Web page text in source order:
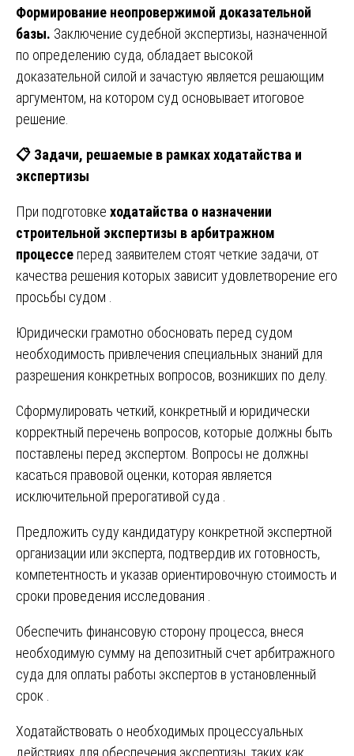
Формирование неопровержимой доказательной
базы. Заключение судебной экспертизы, назначенной
по определению суда, обладает высокой
доказательной силой и зачастую является решающим
аргументом, на котором суд основывает итоговое
решение.
📋 Задачи, решаемые в рамках ходатайства и
экспертизы
При подготовке ходатайства о назначении
строительной экспертизы в арбитражном
процессе перед заявителем стоят четкие задачи, от
качества решения которых зависит удовлетворение его
просьбы судом .
Юридически грамотно обосновать перед судом
необходимость привлечения специальных знаний для
разрешения конкретных вопросов, возникших по делу.
Сформулировать четкий, конкретный и юридически
корректный перечень вопросов, которые должны быть
поставлены перед экспертом. Вопросы не должны
касаться правовой оценки, которая является
исключительной прерогативой суда .
Предложить суду кандидатуру конкретной экспертной
организации или эксперта, подтвердив их готовность,
компетентность и указав ориентировочную стоимость и
сроки проведения исследования .
Обеспечить финансовую сторону процесса, внеся
необходимую сумму на депозитный счет арбитражного
суда для оплаты работы экспертов в установленный
срок .
Ходатайствовать о необходимых процессуальных
действиях для обеспечения экспертизы, таких как